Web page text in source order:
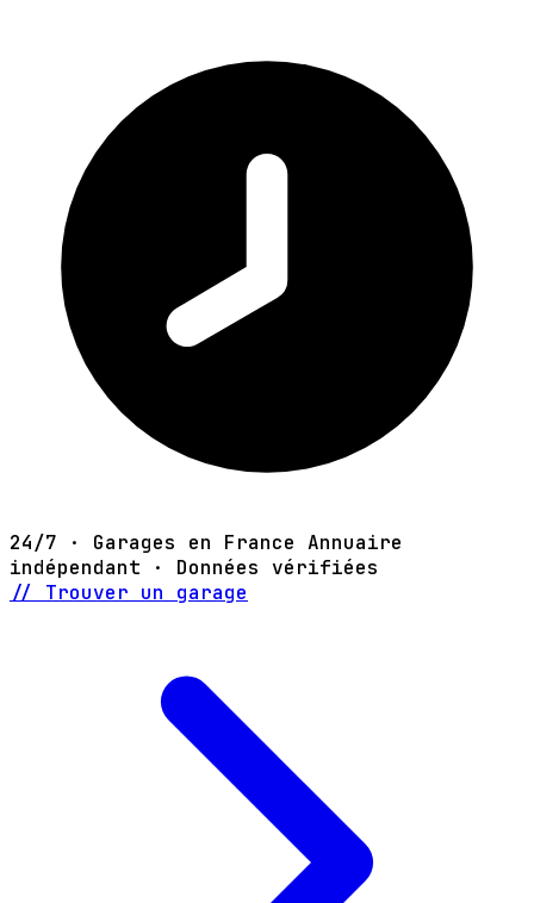
24/7 · Garages en France Annuaire
indépendant · Données vérifiées
// Trouver un garage